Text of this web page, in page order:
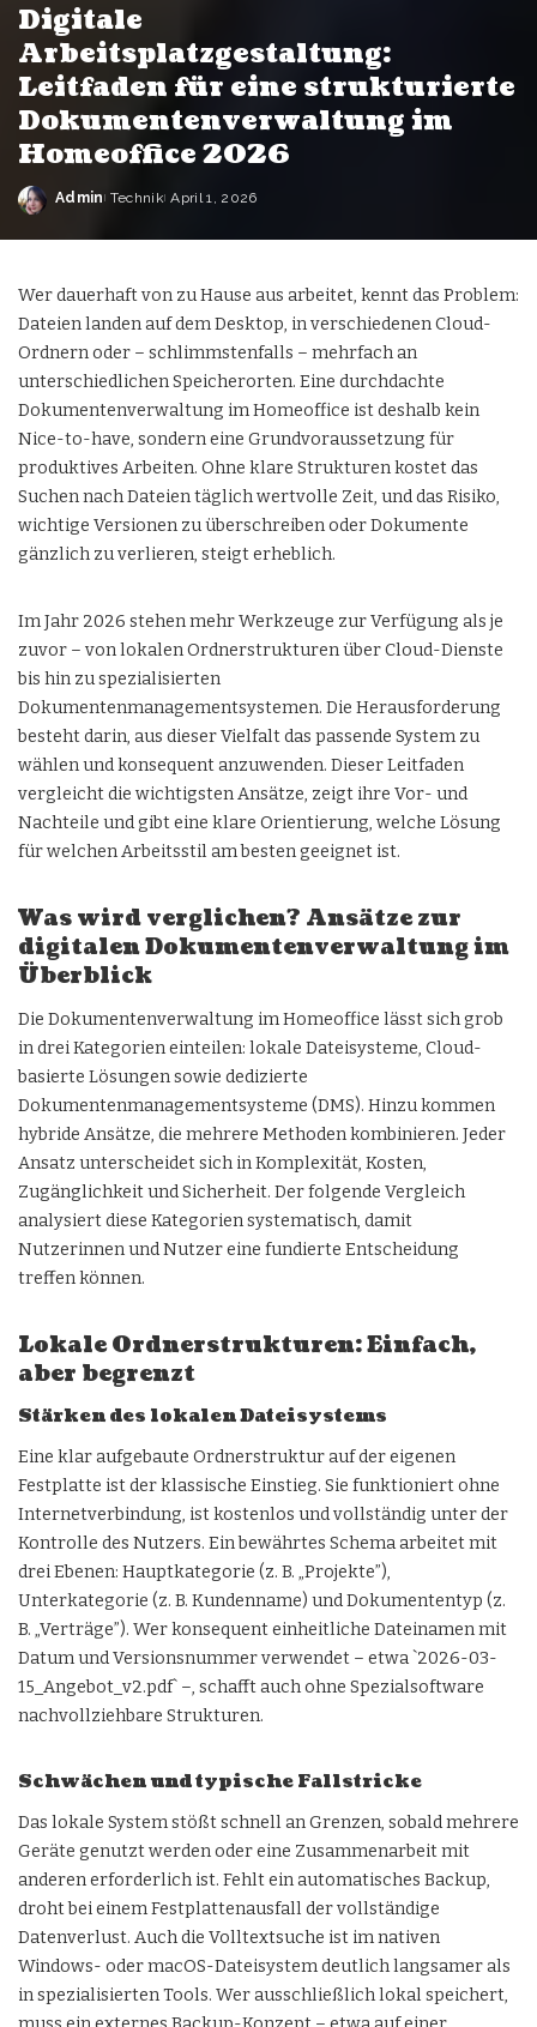
Digitale
Arbeitsplatzgestaltung:
Leitfaden für eine strukturierte
Dokumentenverwaltung im
Homeoffice 2026
Admin Technik April 1, 2026
Wer dauerhaft von zu Hause aus arbeitet, kennt das Problem:
Dateien landen auf dem Desktop, in verschiedenen Cloud-
Ordnern oder – schlimmstenfalls – mehrfach an
unterschiedlichen Speicherorten. Eine durchdachte
Dokumentenverwaltung im Homeoffice ist deshalb kein
Nice-to-have, sondern eine Grundvoraussetzung für
produktives Arbeiten. Ohne klare Strukturen kostet das
Suchen nach Dateien täglich wertvolle Zeit, und das Risiko,
wichtige Versionen zu überschreiben oder Dokumente
gänzlich zu verlieren, steigt erheblich.
Im Jahr 2026 stehen mehr Werkzeuge zur Verfügung als je
zuvor – von lokalen Ordnerstrukturen über Cloud-Dienste
bis hin zu spezialisierten
Dokumentenmanagementsystemen. Die Herausforderung
besteht darin, aus dieser Vielfalt das passende System zu
wählen und konsequent anzuwenden. Dieser Leitfaden
vergleicht die wichtigsten Ansätze, zeigt ihre Vor- und
Nachteile und gibt eine klare Orientierung, welche Lösung
für welchen Arbeitsstil am besten geeignet ist.
Was wird verglichen? Ansätze zur
digitalen Dokumentenverwaltung im
Überblick
Die Dokumentenverwaltung im Homeoffice lässt sich grob
in drei Kategorien einteilen: lokale Dateisysteme, Cloud-
basierte Lösungen sowie dedizierte
Dokumentenmanagementsysteme (DMS). Hinzu kommen
hybride Ansätze, die mehrere Methoden kombinieren. Jeder
Ansatz unterscheidet sich in Komplexität, Kosten,
Zugänglichkeit und Sicherheit. Der folgende Vergleich
analysiert diese Kategorien systematisch, damit
Nutzerinnen und Nutzer eine fundierte Entscheidung
treffen können.
Lokale Ordnerstrukturen: Einfach,
aber begrenzt
Stärken des lokalen Dateisystems
Eine klar aufgebaute Ordnerstruktur auf der eigenen
Festplatte ist der klassische Einstieg. Sie funktioniert ohne
Internetverbindung, ist kostenlos und vollständig unter der
Kontrolle des Nutzers. Ein bewährtes Schema arbeitet mit
drei Ebenen: Hauptkategorie (z. B. „Projekte”),
Unterkategorie (z. B. Kundenname) und Dokumententyp (z.
B. „Verträge”). Wer konsequent einheitliche Dateinamen mit
Datum und Versionsnummer verwendet – etwa `2026-03-
15_Angebot_v2.pdf` –, schafft auch ohne Spezialsoftware
nachvollziehbare Strukturen.
Schwächen und typische Fallstricke
Das lokale System stößt schnell an Grenzen, sobald mehrere
Geräte genutzt werden oder eine Zusammenarbeit mit
anderen erforderlich ist. Fehlt ein automatisches Backup,
droht bei einem Festplattenausfall der vollständige
Datenverlust. Auch die Volltextsuche ist im nativen
Windows- oder macOS-Dateisystem deutlich langsamer als
in spezialisierten Tools. Wer ausschließlich lokal speichert,